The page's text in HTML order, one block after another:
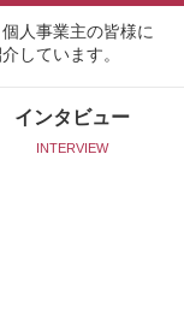
人事業主の皆様に
しています。
インタビュー
INTERVIEW